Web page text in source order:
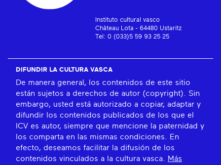
Instituto cultural vasco
Château Lota - 64480 Ustaritz
Tel: 0 (033)5 59 93 25 25
DIFUNDIR LA CULTURA VASCA
De manera general, los contenidos de este sitio
están sujetos a derechos de autor (copyright). Sin
embargo, usted está autorizado a copiar, adaptar y
difundir los contenidos publicados de los que el
ICV es autor, siempre que mencione la paternidad y
los comparta en las mismas condiciones. En
efecto, deseamos facilitar la difusión de los
contenidos vinculados a la cultura vasca. Más